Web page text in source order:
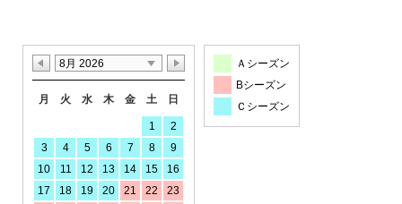
8月 2026
月 火 水 木 金 土 日
1
2
3
4 5 6 7 8
9
10
11 12 13 14 15
16
17
18 19 20 21 22
23
Ａシーズン
Bシーズン
Ｃシーズン